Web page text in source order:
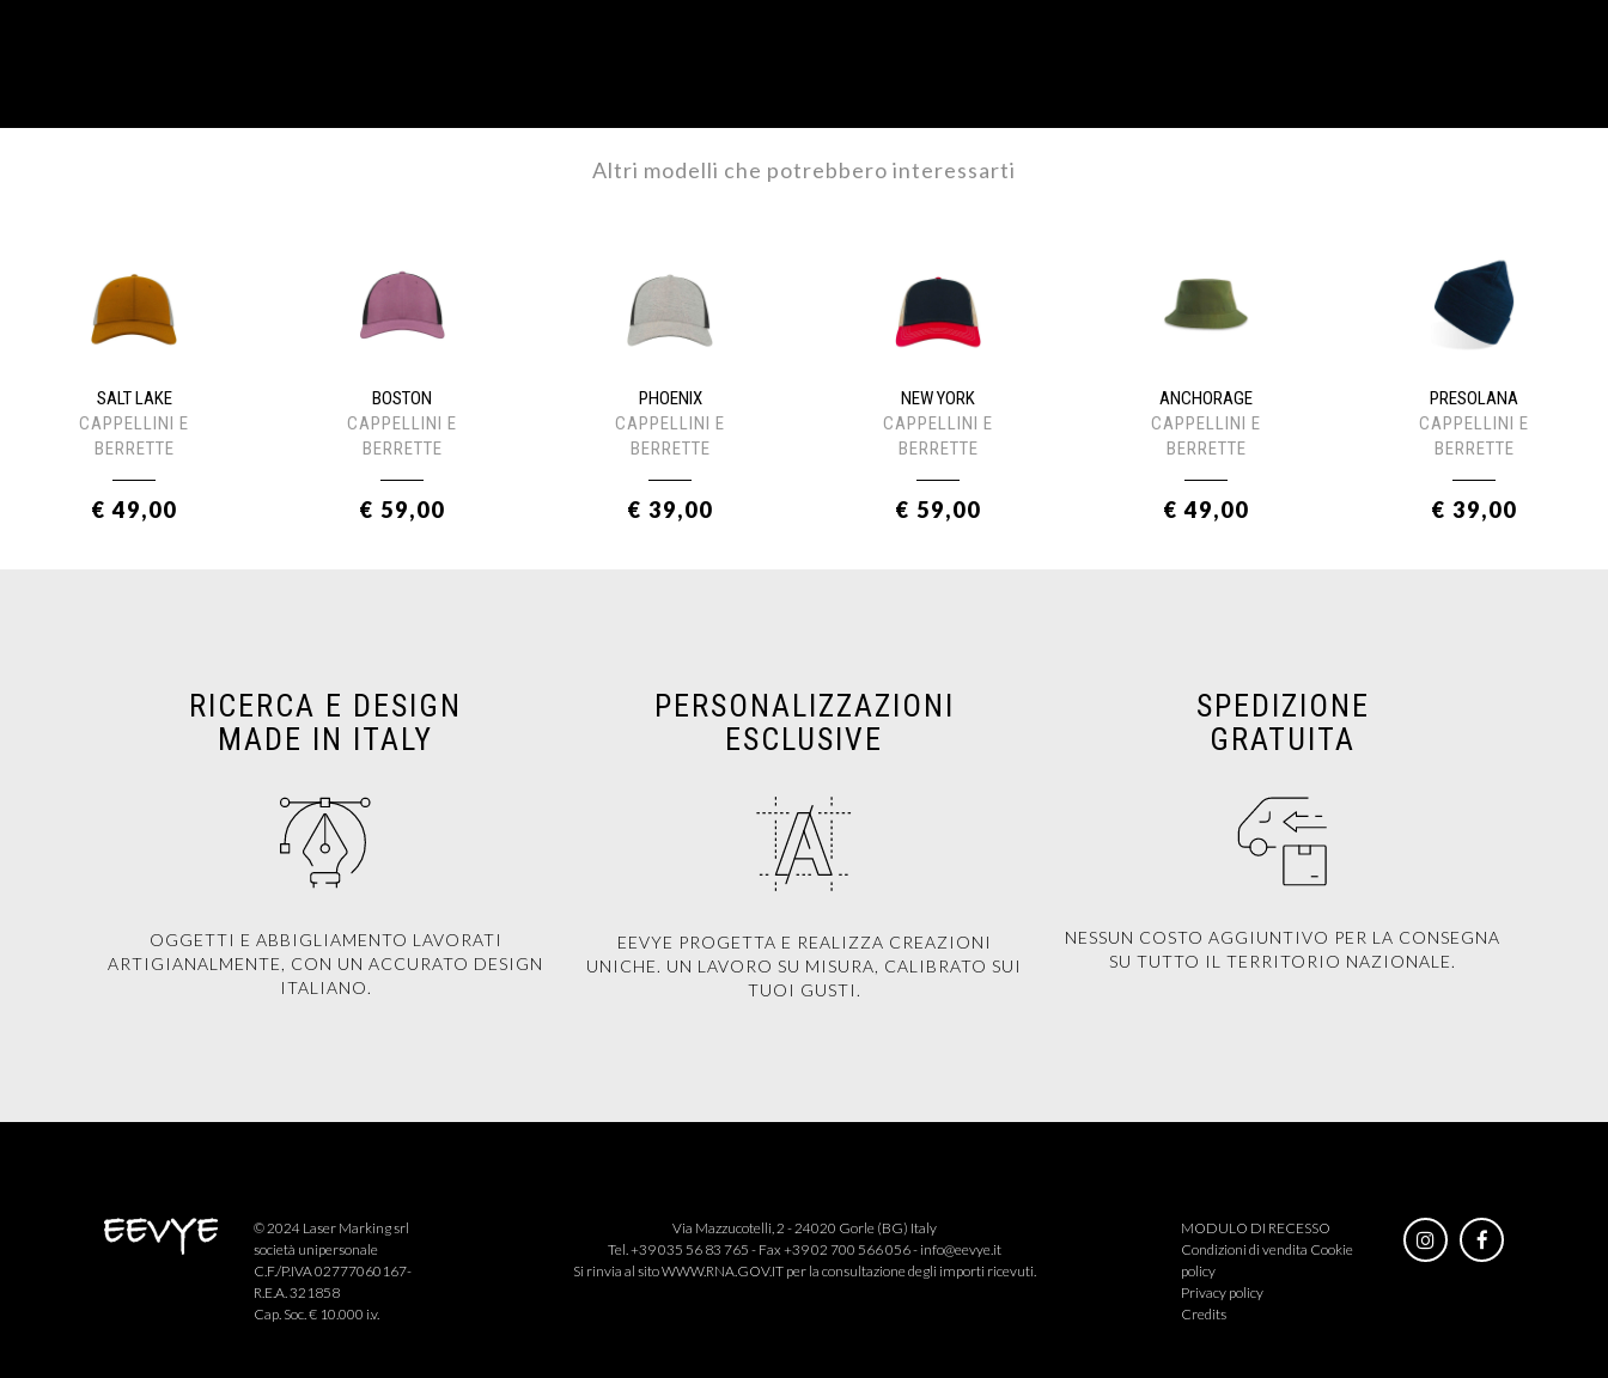
Altri modelli che potrebbero interessarti
SALT LAKE
CAPPELLINI E
BERRETTE
€ 49,00
BOSTON
CAPPELLINI E
BERRETTE
€ 59,00
PHOENIX
CAPPELLINI E
BERRETTE
€ 39,00
NEW YORK
CAPPELLINI E
BERRETTE
€ 59,00
ANCHORAGE
CAPPELLINI E
BERRETTE
€ 49,00
PRESOLANA
CAPPELLINI E
BERRETTE
€ 39,00
RICERCA E DESIGN
MADE IN ITALY
OGGETTI E ABBIGLIAMENTO LAVORATI
ARTIGIANALMENTE, CON UN ACCURATO DESIGN
ITALIANO.
PERSONALIZZAZIONI
ESCLUSIVE
EEVYE PROGETTA E REALIZZA CREAZIONI
UNICHE. UN LAVORO SU MISURA, CALIBRATO SUI
TUOI GUSTI.
SPEDIZIONE
GRATUITA
NESSUN COSTO AGGIUNTIVO PER LA CONSEGNA
SU TUTTO IL TERRITORIO NAZIONALE.
© 2024 Laser Marking srl
società unipersonale
C.F./P.IVA 02777060167-
R.E.A. 321858
Cap. Soc. € 10.000 i.v.
Via Mazzucotelli, 2 - 24020 Gorle (BG) Italy
Tel. +39 035 56 83 765 - Fax +39 02 700 566 056 - info@eevye.it
Si rinvia al sitoWWW.RNA.GOV.ITper la consultazione degli importi ricevuti.
MODULO DI RECESSO
Condizioni di vendita Cookie
policy
Privacy policy
Credits